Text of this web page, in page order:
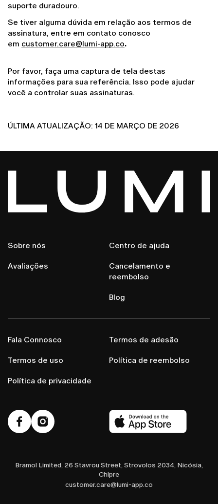
suporte duradouro.
Se tiver alguma dúvida em relação aos termos de
assinatura, entre em contato conosco
em customer.care@lumi-app.co.
Por favor, faça uma captura de tela destas
informações para sua referência. Isso pode ajudar
você a controlar suas assinaturas.
ÚLTIMA ATUALIZAÇÃO: 14 DE MARÇO DE 2026
Sobre nós
Avaliações
Centro de ajuda
Cancelamento e
reembolso
Blog
Fala Connosco
Termos de uso
Política de privacidade
Termos de adesão
Política de reembolso
Bramol Limited, 26 Stavrou Street, Strovolos 2034, Nicósia,
Chipre
customer.care@lumi-app.co